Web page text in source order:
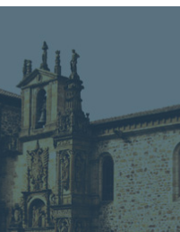
15
16
17